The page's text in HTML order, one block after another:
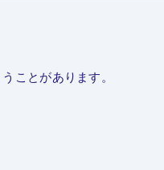
ことがあります。